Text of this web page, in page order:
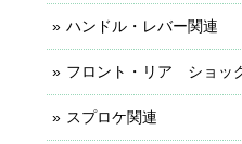
ハンドル・レバー関連
フロント・リア ショッ
スプロケ関連